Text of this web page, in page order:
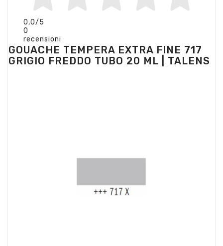
0,0/5
0
recensioni
GOUACHE TEMPERA EXTRA FINE 717
GRIGIO FREDDO TUBO 20 ML | TALENS